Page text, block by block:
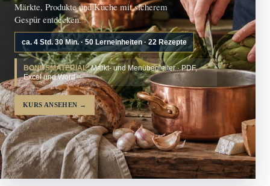
Märkte, Produkte und Küche mit sicherem
Gespür entdecken.
ca. 4 Std. 30 Min. · 50 Lerneinheiten · 22 Rezepte
BONUSMATERIAL:Markt- und Menübegleiter · PDF,
Excel und Word
KURS ANSEHEN →